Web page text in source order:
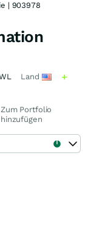
| 903978
Land
Zum Portfolio
hinzufügen